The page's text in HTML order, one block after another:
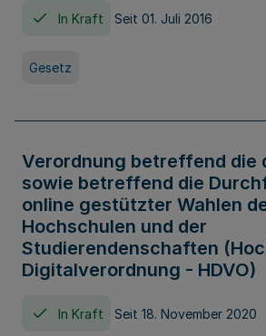
In Kraft Seit 01. Juli 2016
Gesetz
Verordnung betreffend die
sowie betreffend die
online gestützter Wahlen
Hochschulen und der
Studierendenschaften
Digitalverordnung - HDVO)
In Kraft Seit 18. November 2020